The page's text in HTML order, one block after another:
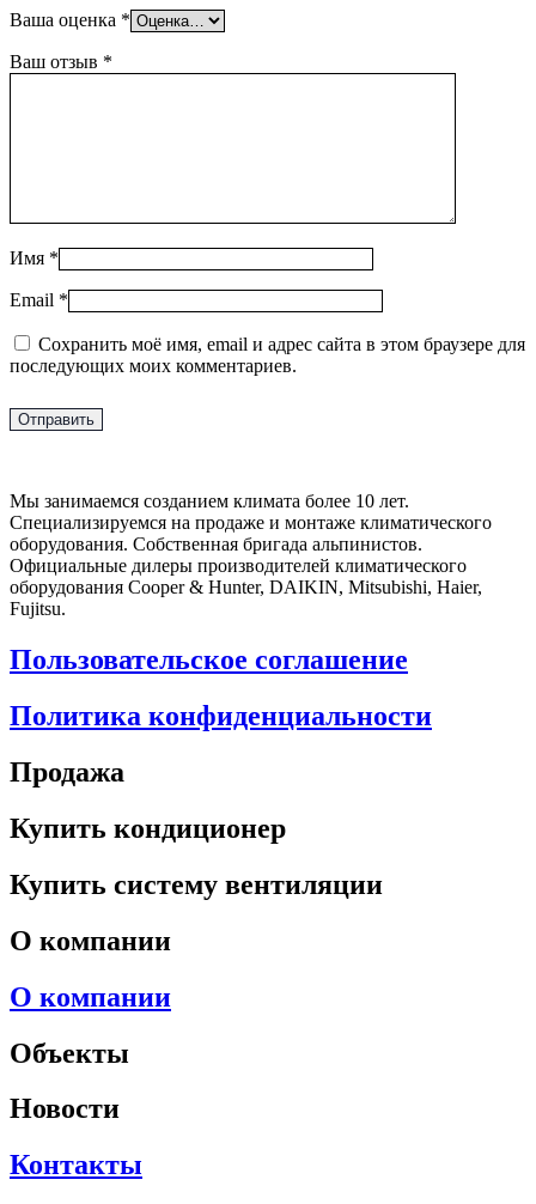
Ваша оценка *
Ваш отзыв *
Имя *
Email *
Сохранить моё имя, email и адрес сайта в этом браузере для
последующих моих комментариев.
Мы занимаемся созданием климата более 10 лет.
Специализируемся на продаже и монтаже климатического
оборудования. Собственная бригада альпинистов.
Официальные дилеры производителей климатического
оборудования Cooper & Hunter, DAIKIN, Mitsubishi, Haier,
Fujitsu.
Пользовательское соглашение
Политика конфиденциальности
Продажа
Купить кондиционер
Купить систему вентиляции
О компании
О компании
Объекты
Новости
Контакты